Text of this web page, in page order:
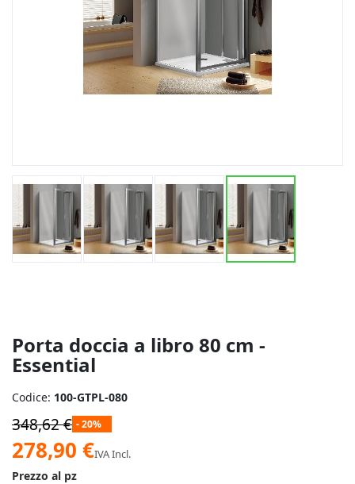
Porta doccia a libro 80 cm -
Essential
immagini
Codice: 100-GTPL-080
348,62 € - 20%
Prezzo
speciale
278,90 €IVA Incl.
Prezzo al pz